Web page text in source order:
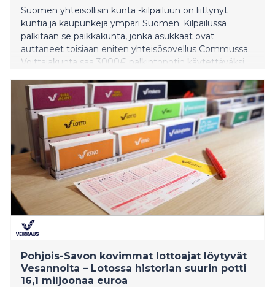
Suomen yhteisöllisin kunta -kilpailuun on liittynyt
kuntia ja kaupunkeja ympäri Suomen. Kilpailussa
palkitaan se paikkakunta, jonka asukkaat ovat
auttaneet toisiaan eniten yhteisösovellus Commussa.
Voittajakunta saa 3000€ palkintopotin käytettäväksi
yksinkertainen ajatus: yhteisöllisyys on yhteinen
vastuu, joka rakentuu arjen pienistä teoista.
Pohjois-Savon kovimmat lottoajat löytyvät
Vesannolta – Lotossa historian suurin potti
16,1 miljoonaa euroa